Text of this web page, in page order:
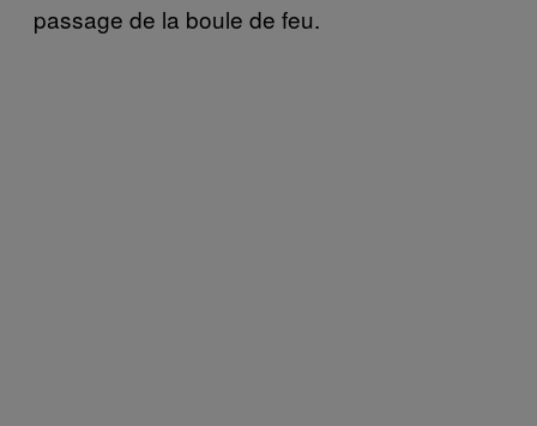
passage de la boule de feu.